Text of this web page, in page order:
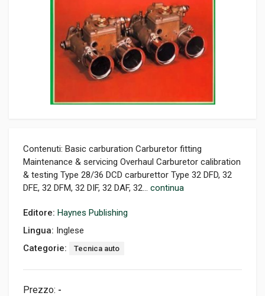
Contenuti: Basic carburation Carburetor fitting
Maintenance & servicing Overhaul Carburetor calibration
& testing Type 28/36 DCD carburettor Type 32 DFD, 32
DFE, 32 DFM, 32 DIF, 32 DAF, 32... continua
Editore: Haynes Publishing
Lingua: Inglese
Categorie:
Tecnica auto
Prezzo: -